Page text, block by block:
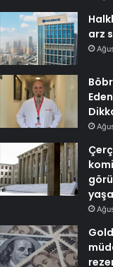
arz